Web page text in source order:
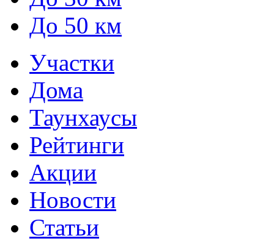
До 50 км
Участки
Дома
Таунхаусы
Рейтинги
Акции
Новости
Статьи